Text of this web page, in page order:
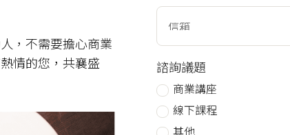
，不需要擔心商業
情的您，共襄盛
諮詢議題
商業講座
線下課程
其他